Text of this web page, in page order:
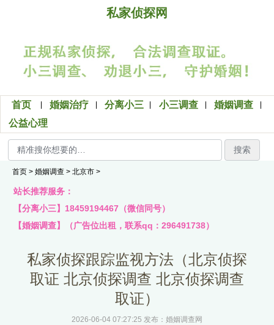
私家侦探网
首页 婚姻治疗 分离小三 小三调查
婚姻调查
公益心理
搜索
首页 > 婚姻调查 > 北京市 >
站长推荐服务：
【分离小三】18459194467（微信同号）
【婚姻调查】（广告位出租，联系qq：296491738）
私家侦探跟踪监视方法（北京侦探
取证 北京侦探调查 北京侦探调查
取证）
2026-06-04 07:27:25 发布：婚姻调查网